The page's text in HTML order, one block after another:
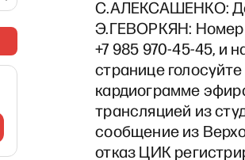
С.АЛЕКСАШЕНКО:
Э.ГЕВОРКЯН: Номер
+7 985 970-45-45, и
странице
кардиограмме
трансляцией из
сообщение из
отказ ЦИК